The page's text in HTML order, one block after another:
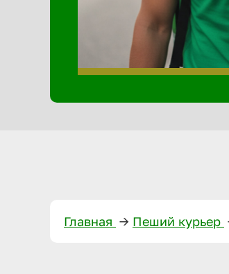
Главная —> Пеший курьер